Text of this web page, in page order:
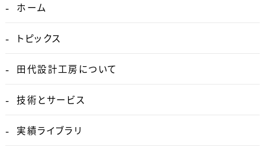
ホーム
トピックス
田代設計工房について
技術とサービス
実績ライブラリ